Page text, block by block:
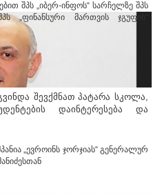
შპს „იბერ-ინფოს“ სარჩელზე შპს
„ფინანსური მართვის ჯგუფის“
შევქმნათ პატარა სკოლა,
დაინტერესება და
„ევროინს ჯორჯიას“ გენერალურ